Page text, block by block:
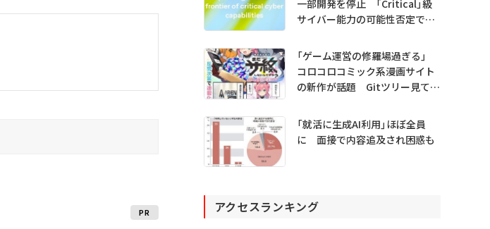
PR
一部開発を停止 「Critical」級
サイバー能力の可能性否定でき
「ゲーム運営の修羅場過ぎる」
コロコロコミック系漫画サイト
の新作が話題 Gitツリー見てガ
「就活に生成AI利用」ほぼ全員
に 面接で内容追及され困惑も
アクセスランキング